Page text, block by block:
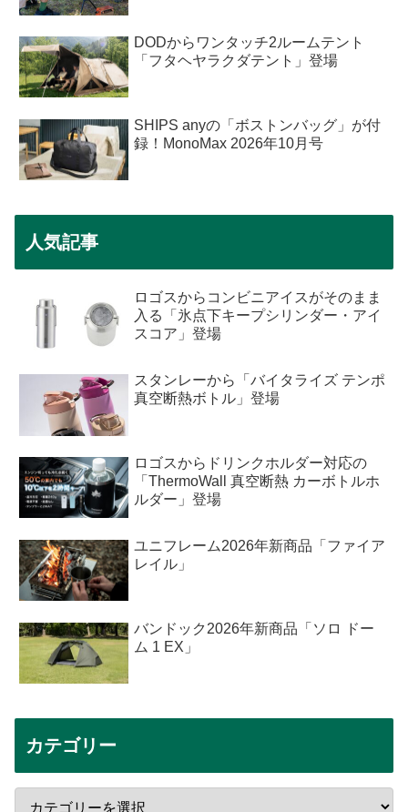
DODからワンタッチ2ルームテント
「フタヘヤラクダテント」登場
SHIPS anyの「ボストンバッグ」が付
録！MonoMax 2026年10月号
人気記事
ロゴスからコンビニアイスがそのまま
入る「氷点下キープシリンダー・アイ
スコア」登場
スタンレーから「バイタライズ テンポ
真空断熱ボトル」登場
ロゴスからドリンクホルダー対応の
「ThermoWall 真空断熱 カーボトルホ
ルダー」登場
ユニフレーム2026年新商品「ファイア
レイル」
バンドック2026年新商品「ソロ ドー
ム 1 EX」
カテゴリー